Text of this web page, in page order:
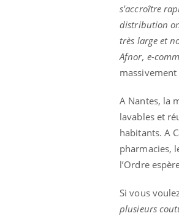
s'accroître
distribution
très large et
Afnor, e-
A Nantes, la
lavables et
habitants. A
pharmacies,
l’Ordre
Si vous
plusieurs